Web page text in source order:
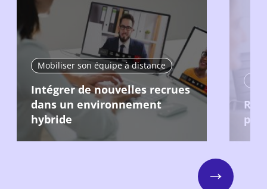
Mobiliser son équipe à distance
Intégrer de nouvelles recrues
dans un environnement
hybride
Next